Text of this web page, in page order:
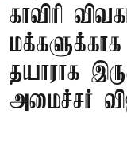
காவிரி
தயாராக
அமைச்சர்